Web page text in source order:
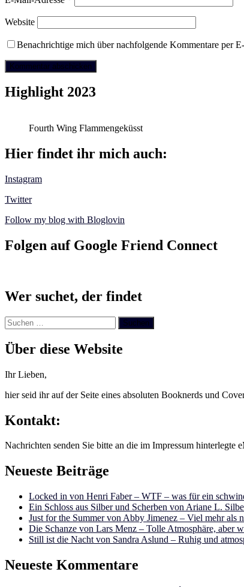
Website
Benachrichtige mich über nachfolgende Kommentare per
Highlight 2023
Fourth Wing Flammengeküsst
Hier findet ihr mich auch:
Instagram
Twitter
Follow my blog with Bloglovin
Folgen auf Google Friend Connect
Wer suchet, der findet
Suchen
nach:
Über diese Website
Ihr Lieben,
hier seid ihr auf der Seite eines absoluten Booknerds und
Kontakt:
Nachrichten senden Sie bitte an die im Impressum hinterlegte
Neueste Beiträge
Locked in von Henri Faber – WTF – was für ein
Ein Schloss aus Silber und Scherben von Ariane L.
Just for the Summer von Abby Jimenez – Viel mehr als
Die Schanze von Lars Menz – Tolle Atmosphäre, aber
Still ist die Nacht von Sandra Aslund – Ruhig und
Neueste Kommentare